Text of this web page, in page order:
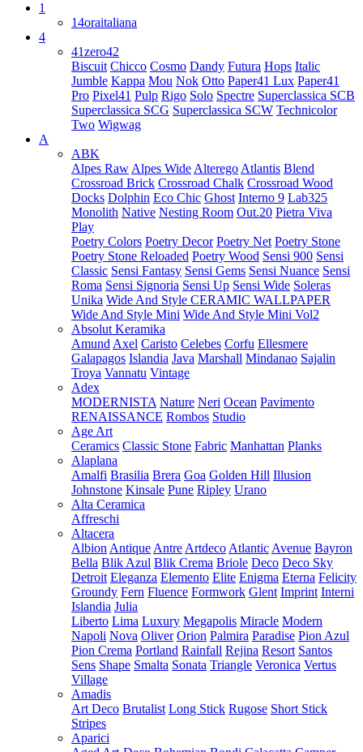
1
14oraitaliana
4
41zero42
Biscuit Chicco Cosmo Dandy Futura Hops Italic
Jumble Kappa Mou Nok Otto Paper41 Lux Paper41
Pro Pixel41 Pulp Rigo Solo Spectre Superclassica SCB
Superclassica SCG Superclassica SCW Technicolor
Two Wigwag
A
ABK
Alpes Raw Alpes Wide Alterego Atlantis Blend
Crossroad Brick Crossroad Chalk Crossroad Wood
Docks Dolphin Eco Chic Ghost Interno 9 Lab325
Monolith Native Nesting Room Out.20 Pietra Viva
Play
Poetry Colors Poetry Decor Poetry Net Poetry Stone
Poetry Stone Reloaded Poetry Wood Sensi 900 Sensi
Classic Sensi Fantasy Sensi Gems Sensi Nuance Sensi
Roma Sensi Signoria Sensi Up Sensi Wide Soleras
Unika Wide And Style CERAMIC WALLPAPER
Wide And Style Mini Wide And Style Mini Vol2
Absolut Keramika
Amund Axel Caristo Celebes Corfu Ellesmere
Galapagos Islandia Java Marshall Mindanao Sajalin
Troya Vannatu Vintage
Adex
MODERNISTA Nature Neri Ocean Pavimento
RENAISSANCE Rombos Studio
Age Art
Ceramics Classic Stone Fabric Manhattan Planks
Alaplana
Amalfi Brasilia Brera Goa Golden Hill Illusion
Johnstone Kinsale Pune Ripley Urano
Alta Ceramica
Affreschi
Altacera
Albion Antique Antre Artdeco Atlantic Avenue Bayron
Bella Blik Azul Blik Crema Briole Deco Deco Sky
Detroit Eleganza Elemento Elite Enigma Eterna Felicity
Groundy Fern Fluence Formwork Glent Imprint Interni
Islandia Julia
Liberto Lima Luxury Megapolis Miracle Modern
Napoli Nova Oliver Orion Palmira Paradise Pion Azul
Pion Crema Portland Rainfall Rejina Resort Santos
Sens Shape Smalta Sonata Triangle Veronica Vertus
Village
Amadis
Art Deco Brutalist Long Stick Rugose Short Stick
Stripes
Aparici